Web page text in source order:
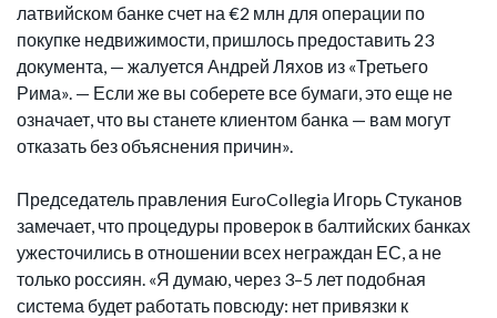
латвийском банке счет на €2 млн для операции по
покупке недвижимости, пришлось предоставить 23
документа, — жалуется Андрей Ляхов из «Третьего
Рима». — Если же вы соберете все бумаги, это еще не
означает, что вы станете клиентом банка — вам могут
отказать без объяснения причин».
Председатель правления EuroCollegia Игорь Стуканов
замечает, что процедуры проверок в балтийских банках
ужесточились в отношении всех неграждан ЕС, а не
только россиян. «Я думаю, через 3–5 лет подобная
система будет работать повсюду: нет привязки к